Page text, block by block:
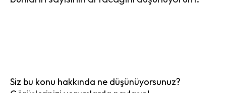
Siz bu konu hakkında ne düşünüyorsunuz?